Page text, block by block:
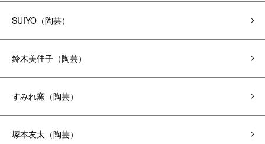
SUIYO（陶芸）
鈴木美佳子（陶芸）
すみれ窯（陶芸）
塚本友太（陶芸）